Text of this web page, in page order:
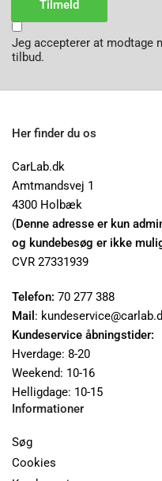
Tilmeld
Jeg accepterer at
tilbud.
Her finder du os
CarLab.dk
Amtmandsvej 1
4300 Holbæk
(Denne adresse er kun
og kundebesøg er ikke
CVR 27331939
Telefon: 70 277 388
Mail :
Kundeservice åbningstider:
Hverdage: 8-20
Weekend: 10-16
Helligdage: 10-15
Informationer
Søg
Cookies